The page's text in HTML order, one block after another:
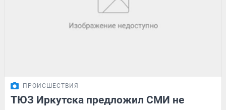
ПРОИСШЕСТВИЯ
ТЮЗ Иркутска предложил СМИ не